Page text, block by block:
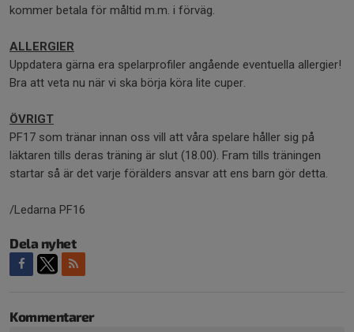
kommer betala för måltid m.m. i förväg.
ALLERGIER
Uppdatera gärna era spelarprofiler angående eventuella allergier!
Bra att veta nu när vi ska börja köra lite cuper.
ÖVRIGT
PF17 som tränar innan oss vill att våra spelare håller sig på
läktaren tills deras träning är slut (18.00). Fram tills träningen
startar så är det varje förälders ansvar att ens barn gör detta.
/Ledarna PF16
Dela nyhet
Kommentarer